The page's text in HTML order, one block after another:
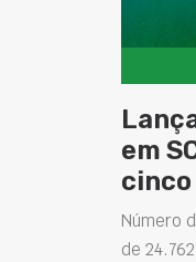
em
cinco
Número
de